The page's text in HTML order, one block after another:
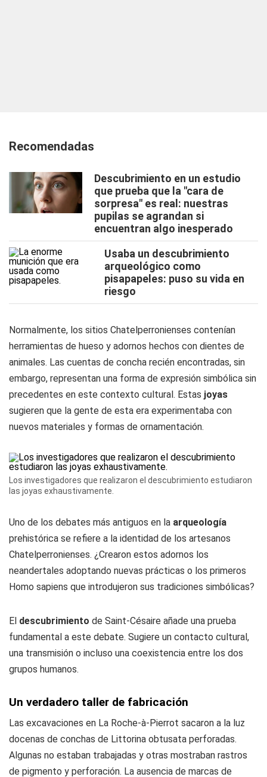
Recomendadas
Descubrimiento en un estudio
que prueba que la "cara de
sorpresa" es real: nuestras
pupilas se agrandan si
encuentran algo inesperado
Usaba un descubrimiento
arqueológico como
pisapapeles: puso su vida en
riesgo
Normalmente, los sitios Chatelperronienses contenían
herramientas de hueso y adornos hechos con dientes de
animales. Las cuentas de concha recién encontradas, sin
embargo, representan una forma de expresión simbólica sin
precedentes en este contexto cultural. Estas joyas
sugieren que la gente de esta era experimentaba con
nuevos materiales y formas de ornamentación.
Los investigadores que realizaron el descubrimiento estudiaron
las joyas exhaustivamente.
Uno de los debates más antiguos en la arqueología
prehistórica se refiere a la identidad de los artesanos
Chatelperronienses. ¿Crearon estos adornos los
neandertales adoptando nuevas prácticas o los primeros
Homo sapiens que introdujeron sus tradiciones simbólicas?
El descubrimiento de Saint-Césaire añade una prueba
fundamental a este debate. Sugiere un contacto cultural,
una transmisión o incluso una coexistencia entre los dos
grupos humanos.
Un verdadero taller de fabricación
Las excavaciones en La Roche-à-Pierrot sacaron a la luz
docenas de conchas de Littorina obtusata perforadas.
Algunas no estaban trabajadas y otras mostraban rastros
de pigmento y perforación. La ausencia de marcas de